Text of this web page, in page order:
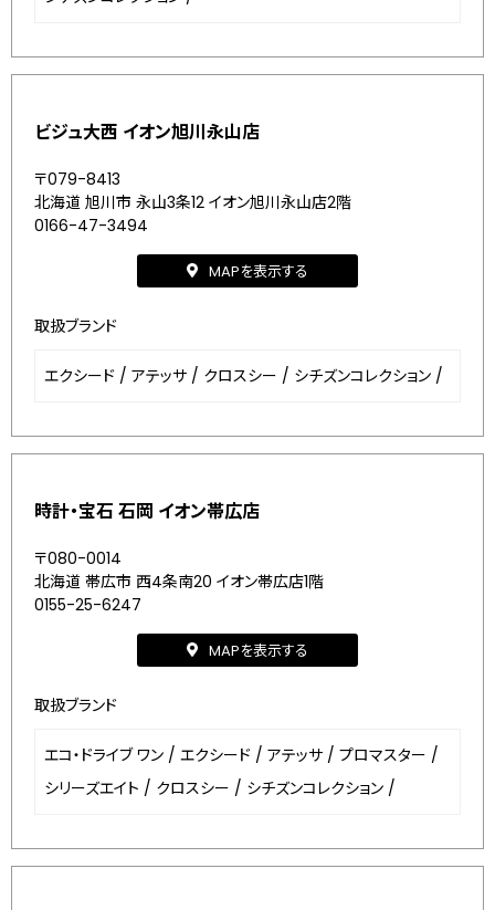
ビジュ大西 イオン旭川永山店
〒079-8413
北海道 旭川市 永山3条12 イオン旭川永山店2階
0166-47-3494
MAPを表示する
取扱ブランド
エクシード / アテッサ / クロスシー / シチズンコレクション /
時計・宝石 石岡 イオン帯広店
〒080-0014
北海道 帯広市 西4条南20 イオン帯広店1階
0155-25-6247
MAPを表示する
取扱ブランド
エコ・ドライブ ワン / エクシード / アテッサ / プロマスター /
シリーズエイト / クロスシー / シチズンコレクション /